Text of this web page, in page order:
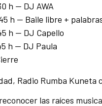
h — DJ AWA
h — Baile libre +
h — DJ Capello
h — DJ Paula
Radio Rumba Kuneta
las raíces